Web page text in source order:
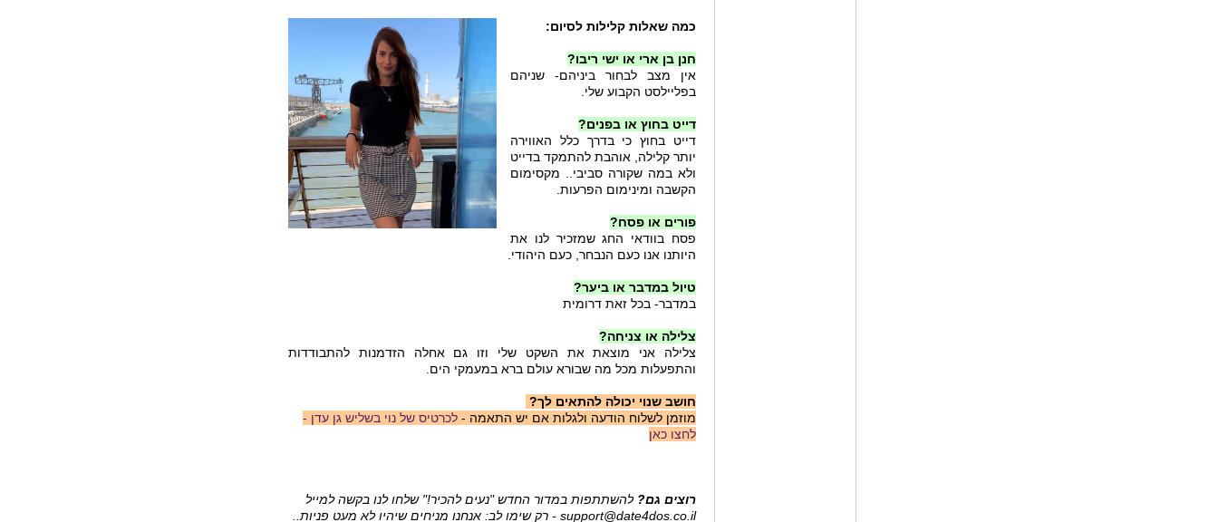
כמה שאלות קלילות לסיום:
חנן בן ארי או ישי ריבו?
אין מצב לבחור ביניהם- שניהם
בפליילסט הקבוע שלי.
דייט בחוץ או בפנים?
דייט בחוץ כי בדרך כלל האווירה
יותר קלילה, אוהבת להתמקד בדייט
ולא במה שקורה סביבי.. מקסימום
הקשבה ומינימום הפרעות.
פורים או פסח?
פסח בוודאי החג שמזכיר לנו את
היותנו אנו כעם הנבחר, כעם היהודי.
טיול במדבר או ביער?
במדבר- בכל זאת דרומית
צלילה או צניחה?
צלילה אני מוצאת את השקט שלי וזו גם אחלה הזדמנות להתבודדות
והתפעלות מכל מה שבורא עולם ברא במעמקי הים.
חושב שנוי יכולה להתאים לך?
מוזמן לשלוח הודעה ולגלות אם יש התאמה - לכרטיס של נוי בשליש גן עדן -
לחצו כאן
רוצים גם? להשתתפות במדור החדש "נעים להכיר!" שלחו לנו בקשה למייל
support@date4dos.co.il - רק שימו לב: אנחנו מניחים שיהיו לא מעט פניות..